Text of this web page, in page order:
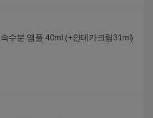
수분 앰플 40ml (+인테카크림31ml)